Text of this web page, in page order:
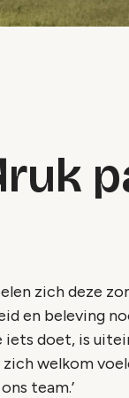
zich deze
en beleving
iets doet, is
welkom
team.’